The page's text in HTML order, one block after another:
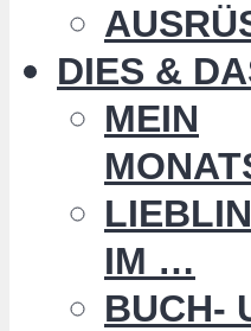
DIES &
MEIN
IM …
BUCH-